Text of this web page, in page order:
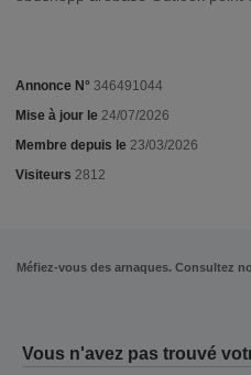
Annonce N° 346491044
Mise à jour le 24/07/2026
Membre depuis le 23/03/2026
Visiteurs 2812
Méfiez-vous des arnaques. Consultez
Vous n'avez pas trouvé